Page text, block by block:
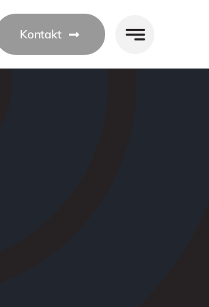
Kontakt